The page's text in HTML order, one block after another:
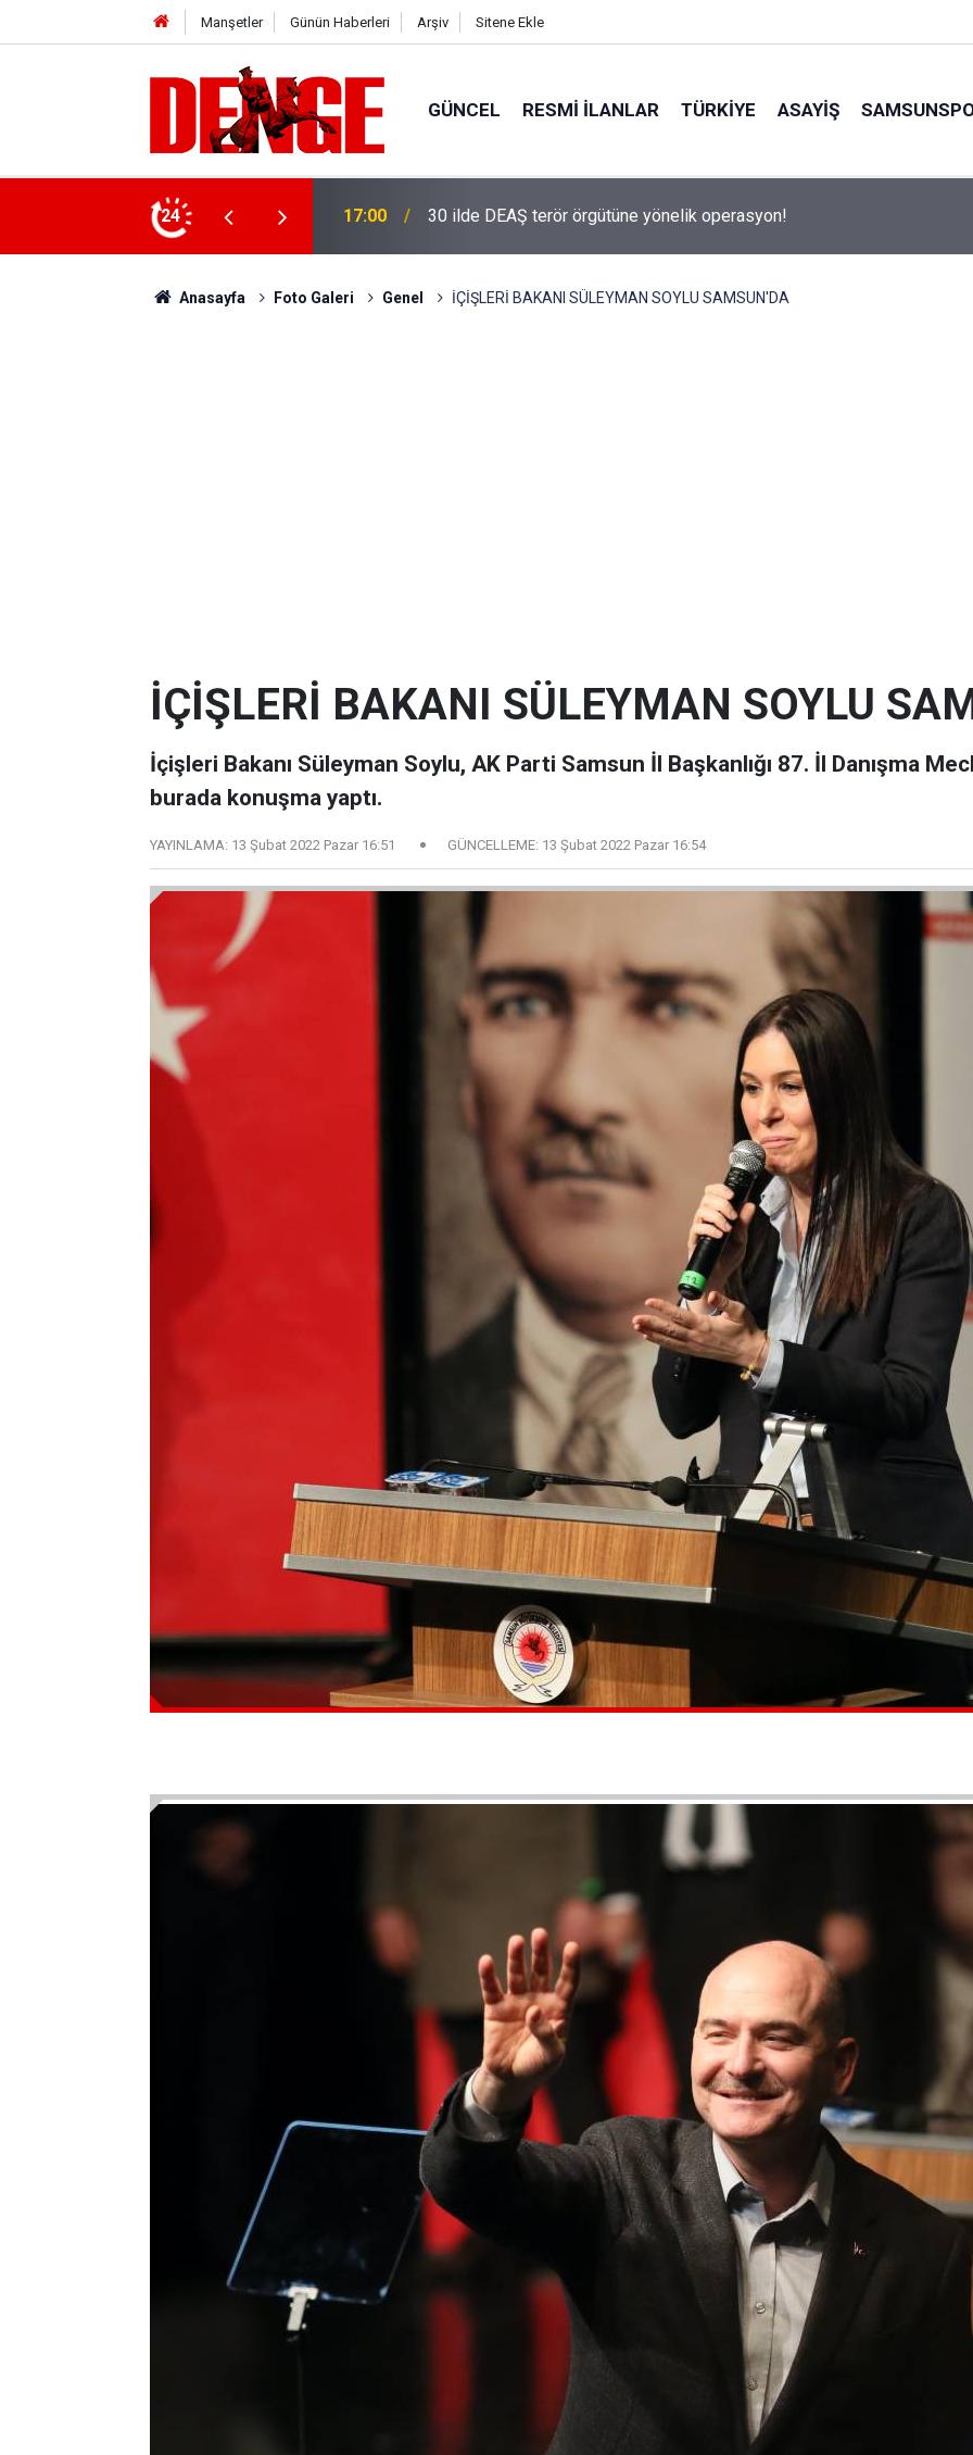
Manşetler Günün Haberleri Arşiv Sitene Ekle
GÜNCEL RESMI İLANLAR TÜRKİYE ASAYİŞ
24 16:38 Ahbap Derneğinin yönetimine kayyum atandı
Anasayfa Foto Galeri Genel İÇİŞLERİ BAKANI SÜLEYMAN SOYLU SAMSUN'DA
İÇİŞLERİ BAKANI SÜLEYMAN SOYLU
İçişleri Bakanı Süleyman Soylu, AK Parti Samsun İl Başkanlığı 87. İl Danışma
burada konuşma yaptı.
YAYINLAMA: 13 Şubat 2022 Pazar 16:51 GÜNCELLEME: 13 Şubat 2022 Pazar 16:54